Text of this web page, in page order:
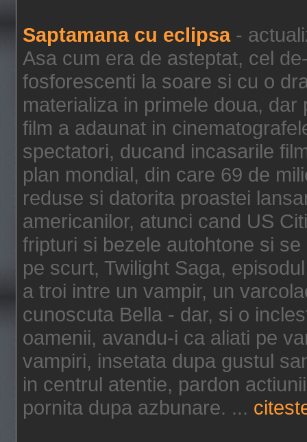
Saptamana cu eclipsa-
Asa cum era de asteptat, cel
fosforescenti la soare si cu o
materializa in primele doua,
film a adaunat in
spectatori, ducand incasarile
plan mondial, din care 69 de
reduse si datorita proastei
americanilor, atunci cand US
fripturi si bezele autohtone si
pe scurt, Twilight Saga,
a troi intre un vampir, un
cunoscuta Bella - dar, si o
oamenii, avandu-i ca aliati pe
vampiri, insetata dupa gustul
in centrul atentie, pardon
pornita dupa azbunare. ...